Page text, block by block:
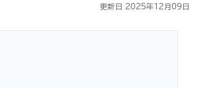
更新日 2025年12月09日